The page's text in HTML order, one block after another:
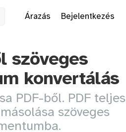
Árazás Bejelentkezés
szöveges
konvertálás
PDF-ből. PDF teljes
szöveges